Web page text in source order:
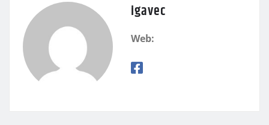
igavec
Web: